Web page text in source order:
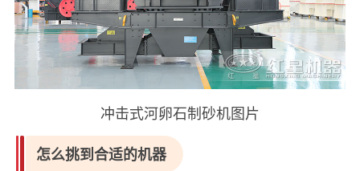
冲击式河卵石制砂机‌图片
怎么挑到合适的机器